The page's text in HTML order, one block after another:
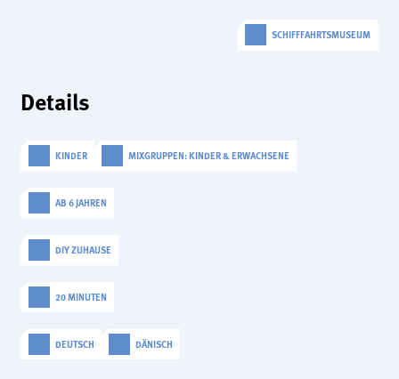
SCHIFFFAHRTSMUSEUM
Details
KINDER MIXGRUPPEN: KINDER & ERWACHSENE
AB 6 JAHREN
DIY ZUHAUSE
20 MINUTEN
DEUTSCH DÄNISCH
Wir verwenden Matomo für anonyme Website-Analysen, um unsere Dienste zu
Anbieter: